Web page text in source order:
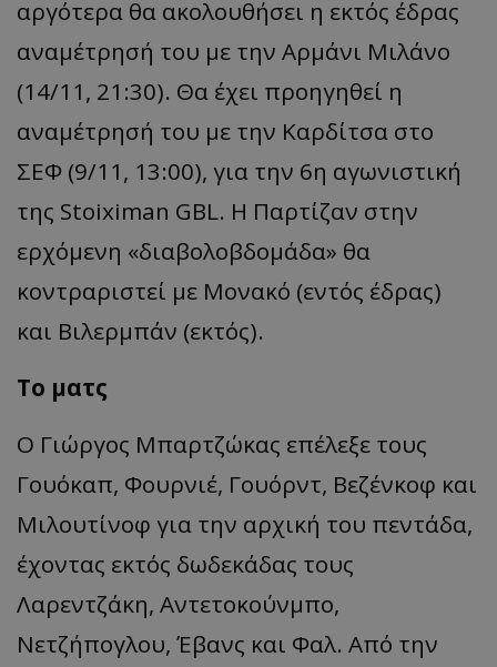
αργότερα θα ακολουθήσει η εκτός έδρας
αναμέτρησή του με την Αρμάνι Μιλάνο
(14/11, 21:30). Θα έχει προηγηθεί η
αναμέτρησή του με την Καρδίτσα στο
ΣΕΦ (9/11, 13:00), για την 6η αγωνιστική
της Stoiximan GBL. Η Παρτίζαν στην
ερχόμενη «διαβολοβδομάδα» θα
κοντραριστεί με Μονακό (εντός έδρας)
και Βιλερμπάν (εκτός).
Το ματς
Ο Γιώργος Μπαρτζώκας επέλεξε τους
Γουόκαπ, Φουρνιέ, Γουόρντ, Βεζένκοφ και
Μιλουτίνοφ για την αρχική του πεντάδα,
έχοντας εκτός δωδεκάδας τους
Λαρεντζάκη, Αντετοκούνμπο,
Νετζήπογλου, Έβανς και Φαλ. Από την